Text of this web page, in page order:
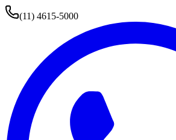
(11) 4615-5000